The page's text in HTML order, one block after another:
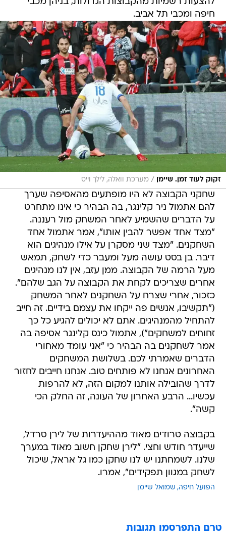
זקוק לעוד זמן. שיימן / מערכת וואלה, לילך וייס
שחקני הקבוצה לא היו מופתעים מהאסיפה שערך
להם אתמול ניר קלינגר, בה הבהיר כי אינו מתחרט
על הדברים שהשמיע לאחר המשחק מול רעננה.
"מצד אחד אפשר להבין אותו", אמר אתמול אחד
השחקנים. "מצד שני מסקרן על אילו מנהיגים הוא
דיבר. בן בסט עושה מעל ומעבר כדי לשחק, תמאש
מעל הרמה של הקבוצה. ממן עזב, אין לנו מנהיגים
אחרים שצריכים לקחת את הקבוצה על הגב שלהם".
כזכור, אחרי שצרח על השחקנים לאחר המשחק
("תקשיבו, אנשים פה ייקחו את עצמם בידיים. זה חייב
להתחיל מהמנהיגים. אתם לא יכולים להגיע כל כך
זחוחים למשחקים"), אתמול כינס קלינגר אסיפה בה
אמר לשחקנים בה הבהיר כי "אני עומד מאחורי
הדברים שאמרתי לכם. בשלושת המשחקים
האחרונים אנחנו לא פותחים טוב. אנחנו חייבים לחזור
לדרך שהובילה אותנו למקום הזה, לא להרפות
עכשיו... הרבע האחרון של העונה, זה החלק הכי
קשה".
בקבוצה טרודים מאוד מההיעדרות של לירן סרדל,
שלנו. לשמחתנו יש לנו שחקן כמו גל אראל, שיכול
לשחק במגוון תפקידים", אמרו.
הפועל חיפה שמואל שיימן